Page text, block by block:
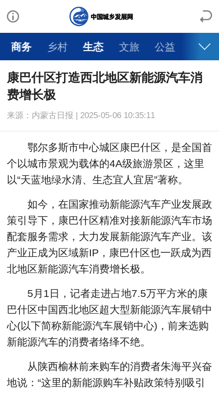
商务 乡村 生态 文旅 公益
康巴什区打造西北地区新能源汽车消
费增长极
来源：内蒙古日报 | 2025-05-06 10:35:11
鄂尔多斯市中心城区康巴什区，是全国首
个以城市景观为载体的4A级旅游景区，这里
以“天蓝地绿水清、生态宜人宜居”著称。
如今，在国家推动新能源汽车产业发展政
策引导下，康巴什区精准对接新能源汽车市场
配套服务需求，大力发展新能源汽车产业。该
产业正成为区域新IP，康巴什区也一跃成为西
北地区新能源汽车消费增长极。
5月1日，记者走进占地7.5万平方米的康
巴什区中国西北地区超大型新能源汽车展销中
心(以下简称新能源汽车展销中心)，前来选购
新能源汽车的消费者络绎不绝。
从陕西榆林前来购车的消费者朱海平兴奋
地说：“这里的新能源购车补贴政策特别吸引